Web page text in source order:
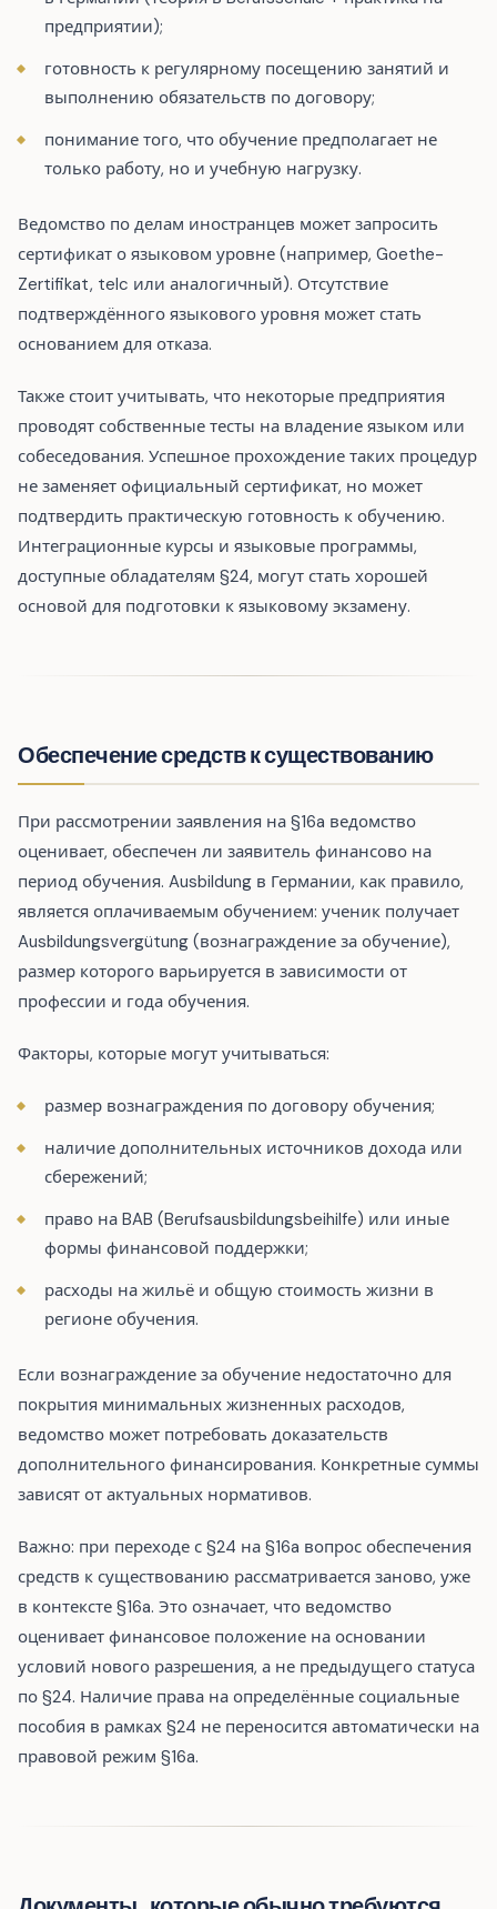
предприятии);
готовность к регулярному посещению занятий и
выполнению обязательств по договору;
понимание того, что обучение предполагает не
только работу, но и учебную нагрузку.
Ведомство по делам иностранцев может запросить
сертификат о языковом уровне (например, Goethe-
Zertifikat, telc или аналогичный). Отсутствие
подтверждённого языкового уровня может стать
основанием для отказа.
Также стоит учитывать, что некоторые предприятия
проводят собственные тесты на владение языком или
собеседования. Успешное прохождение таких процедур
не заменяет официальный сертификат, но может
подтвердить практическую готовность к обучению.
Интеграционные курсы и языковые программы,
доступные обладателям §24, могут стать хорошей
основой для подготовки к языковому экзамену.
Обеспечение средств к существованию
При рассмотрении заявления на §16a ведомство
оценивает, обеспечен ли заявитель финансово на
период обучения. Ausbildung в Германии, как правило,
является оплачиваемым обучением: ученик получает
Ausbildungsvergütung (вознаграждение за обучение),
размер которого варьируется в зависимости от
профессии и года обучения.
Факторы, которые могут учитываться:
размер вознаграждения по договору обучения;
наличие дополнительных источников дохода или
сбережений;
право на BAB (Berufsausbildungsbeihilfe) или иные
формы финансовой поддержки;
расходы на жильё и общую стоимость жизни в
регионе обучения.
Если вознаграждение за обучение недостаточно для
покрытия минимальных жизненных расходов,
ведомство может потребовать доказательств
дополнительного финансирования. Конкретные суммы
зависят от актуальных нормативов.
Важно: при переходе с §24 на §16a вопрос обеспечения
средств к существованию рассматривается заново, уже
в контексте §16a. Это означает, что ведомство
оценивает финансовое положение на основании
условий нового разрешения, а не предыдущего статуса
по §24. Наличие права на определённые социальные
пособия в рамках §24 не переносится автоматически на
правовой режим §16a.